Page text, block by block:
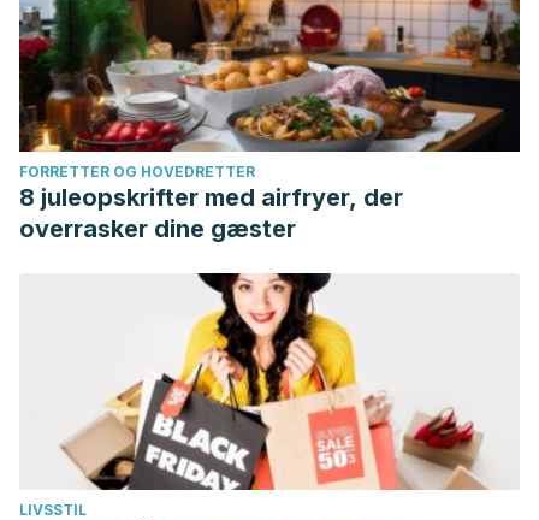
FORRETTER OG HOVEDRETTER
8 juleopskrifter med airfryer, der
overrasker dine gæster
LIVSSTIL